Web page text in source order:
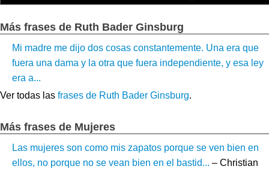
Más frases de Ruth Bader Ginsburg
Mi madre me dijo dos cosas constantemente. Una era que
fuera una dama y la otra que fuera independiente, y esa ley
era a...
Ver todas las frases de Ruth Bader Ginsburg.
Más frases de Mujeres
Las mujeres son como mis zapatos porque se ven bien en
ellos, no porque no se vean bien en el bastid... – Christian